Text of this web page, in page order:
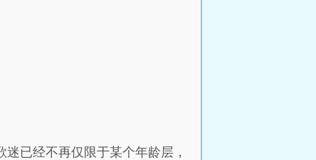
已经不再仅限于某个年龄层，